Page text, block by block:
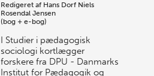
Redigeret af Hans Dorf Niels
Rosendal Jensen
(bog + e-bog)
I Studier i pædagogisk
sociologi kortlægger
forskere fra DPU - Danmarks
Institut for Pædagogik og